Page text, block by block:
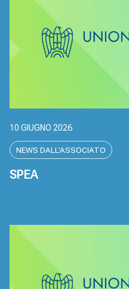
10 GIUGNO 2026
NEWS DALL'ASSOCIATO
SPEA